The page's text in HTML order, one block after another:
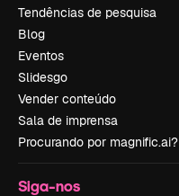
Tendências de pesquisa
Blog
Eventos
Slidesgo
Vender conteúdo
Sala de imprensa
Procurando por magnific.ai?
Siga-nos